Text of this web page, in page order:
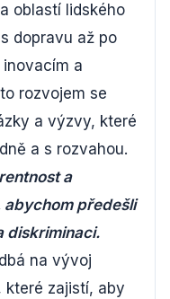
oblastí lidského
dopravu až po
a
rozvojem se
a výzvy, které
a s rozvahou.
a
abychom předešli
diskriminaci.
na vývoj
zajistí, aby